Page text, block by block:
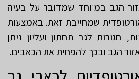
הגב במיוחד שמדובר על בעיה
שמחייבת זאת. באמצעות
חגורות לגב תחתון ועליון ניתן
הגב ובכך להפחית את הכאבים.